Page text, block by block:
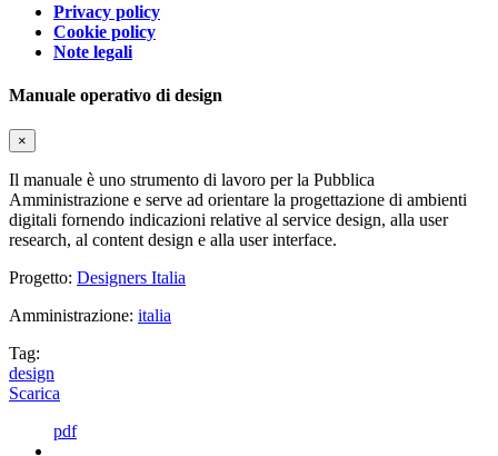
Privacy policy
Cookie policy
Note legali
Manuale operativo di design
×
Il manuale è uno strumento di lavoro per la Pubblica
Amministrazione e serve ad orientare la progettazione di ambienti
digitali fornendo indicazioni relative al service design, alla user
research, al content design e alla user interface.
Progetto: Designers Italia
Amministrazione: italia
Tag:
design
Scarica
pdf